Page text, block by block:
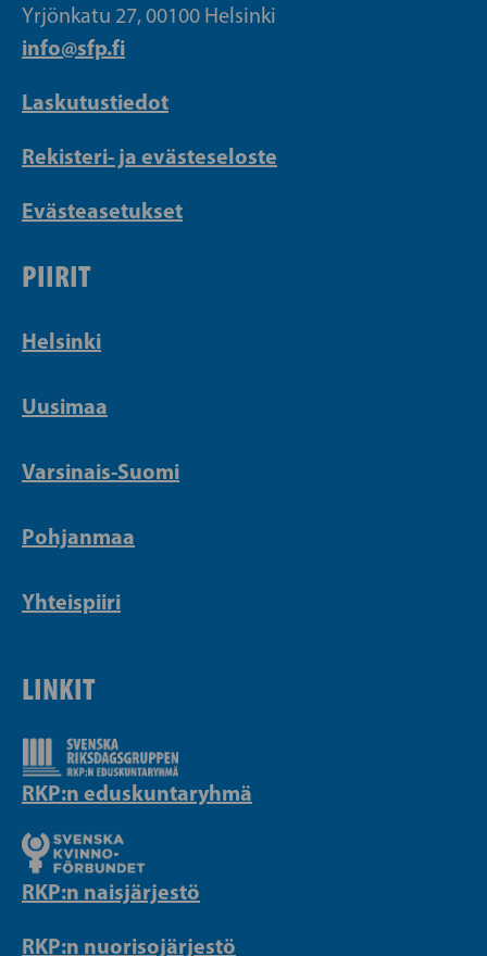
Yrjönkatu 27, 00100 Helsinki
info@sfp.fi
Laskutustiedot
Rekisteri- ja evästeseloste
Evästeasetukset
PIIRIT
Helsinki
Uusimaa
Varsinais-Suomi
Pohjanmaa
Yhteispiiri
LINKIT
RKP:n eduskuntaryhmä
RKP:n naisjärjestö
RKP:n nuorisojärjestö